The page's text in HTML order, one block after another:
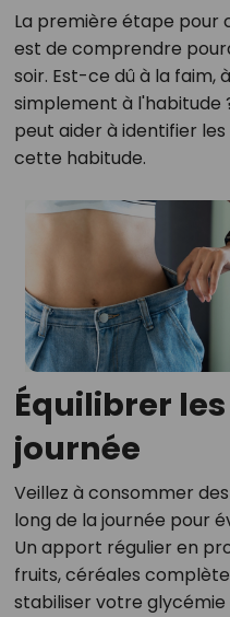
La première étape
est de comprendre
soir. Est-ce dû à la faim,
simplement à l'habitude
peut aider à identifier
cette habitude.
Équilibrer
journée
Veillez à consommer
long de la journée pour
Un apport régulier en
fruits, céréales
stabiliser votre glycémie